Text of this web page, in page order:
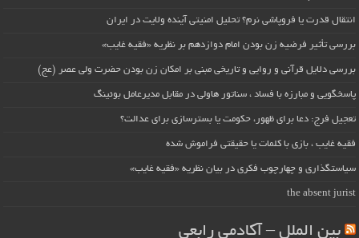
انتقال قدرت یا فروپاشی نرم؟ تحلیل امنیتی آینده ولایت در ایران
بررسی تأثیر فرضیه زن بودن امام دوازدهم بر نظریه «فقیه غایب»
بررسی دلایل قرآنی و روایی و تاریخی مبنی بر امکان زن بودن حضرت ولی عصر (عج)
پاسخگویی و مبارزه با فساد ، سناتور هاولی در مقابل مدیرعامل بوئینگ
تعجیل فرج: دعا برای ظهور، حکومت یا بسترسازی برای عدالت؟
فقیه غایب ، بازی با کلمات یا حقیقتی فراموش شده
سیاستگذاری و چهارچوب فکری در بیان نظریه «فقیه غایب»
the absent jurist
بین الملل – آکادمی رابعی